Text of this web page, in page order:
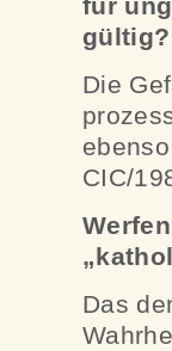
gültig?
Die
CIC/
Das